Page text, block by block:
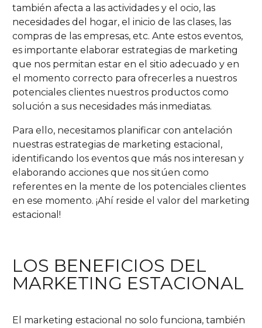
también afecta a las actividades y el ocio, las
necesidades del hogar, el inicio de las clases, las
compras de las empresas, etc. Ante estos eventos,
es importante elaborar estrategias de marketing
que nos permitan estar en el sitio adecuado y en
el momento correcto para ofrecerles a nuestros
potenciales clientes nuestros productos como
solución a sus necesidades más inmediatas.
Para ello, necesitamos planificar con antelación
nuestras estrategias de marketing estacional,
identificando los eventos que más nos interesan y
elaborando acciones que nos sitúen como
referentes en la mente de los potenciales clientes
en ese momento. ¡Ahí reside el valor del marketing
estacional!
LOS BENEFICIOS DEL
MARKETING ESTACIONAL
El marketing estacional no solo funciona, también